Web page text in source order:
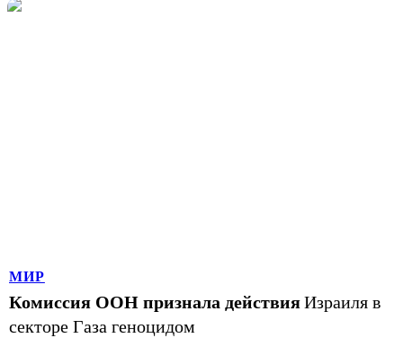
МИР
Комиссия ООН признала действияИзраиля в
секторе Газа геноцидом